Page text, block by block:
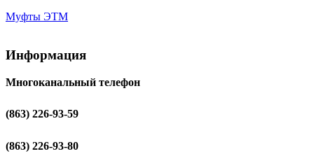
Муфты ЭТМ
Информация
Многоканальный телефон
(863) 226-93-59
(863) 226-93-80